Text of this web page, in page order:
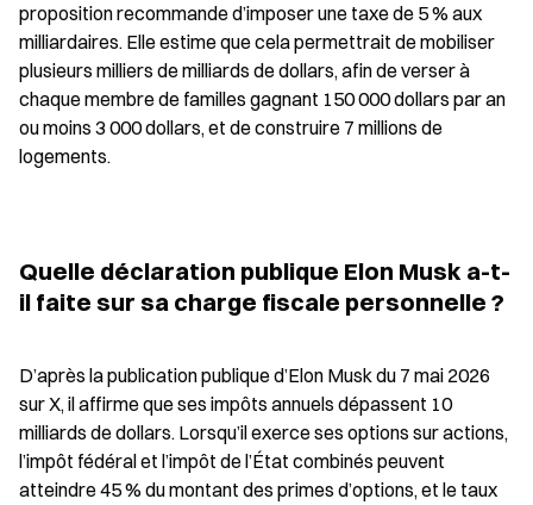
proposition recommande d’imposer une taxe de 5 % aux
milliardaires. Elle estime que cela permettrait de mobiliser
plusieurs milliers de milliards de dollars, afin de verser à
chaque membre de familles gagnant 150 000 dollars par an
ou moins 3 000 dollars, et de construire 7 millions de
logements.
Quelle déclaration publique Elon Musk a-t-
il faite sur sa charge fiscale personnelle ?
D’après la publication publique d’Elon Musk du 7 mai 2026
sur X, il affirme que ses impôts annuels dépassent 10
milliards de dollars. Lorsqu’il exerce ses options sur actions,
l’impôt fédéral et l’impôt de l’État combinés peuvent
atteindre 45 % du montant des primes d’options, et le taux